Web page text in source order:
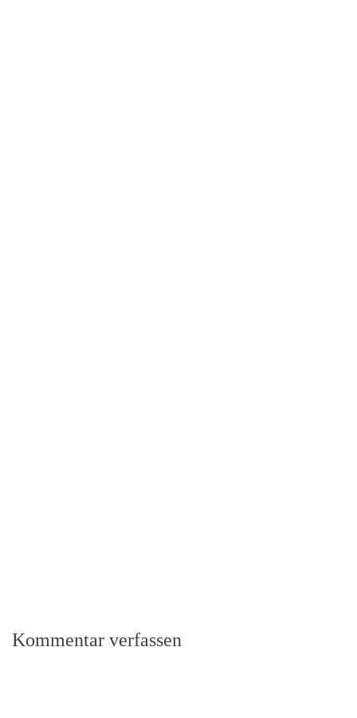
Kommentar verfassen